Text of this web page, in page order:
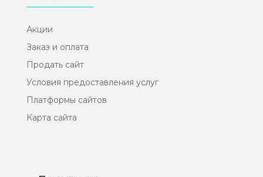
Акции
Заказ и оплата
Продать сайт
Условия предоставления услуг
Платформы сайтов
Карта сайта